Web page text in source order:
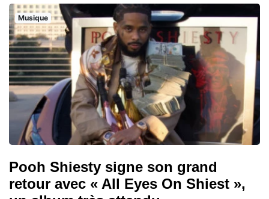
Musique
Pooh Shiesty signe son grand
retour avec « All Eyes On Shiest »,